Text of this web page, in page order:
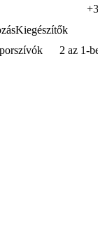
Kiegészítők
2 az 1-